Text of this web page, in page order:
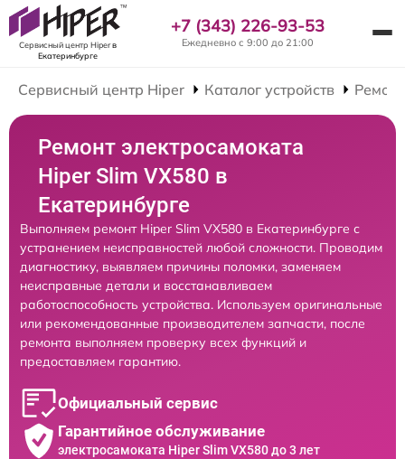
Сервисный центр Hiperв
Екатеринбурге
+7 (343) 226-93-53
Ежедневно с 9:00 до 21:00
Сервисный центр Hiper Каталог устройств
Ремонт электросамоката
Hiper Slim VX580 в
Екатеринбурге
Выполняем ремонт Hiper Slim VX580 в Екатеринбурге с
устранением неисправностей любой сложности. Проводим
диагностику, выявляем причины поломки, заменяем
неисправные детали и восстанавливаем
работоспособность устройства. Используем оригинальные
или рекомендованные производителем запчасти, после
ремонта выполняем проверку всех функций и
предоставляем гарантию.
Официальный сервис
Гарантийное обслуживание
электросамоката Hiper Slim VX580 до 3 лет